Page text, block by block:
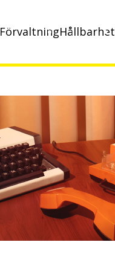
FörvaltningHållbarhet